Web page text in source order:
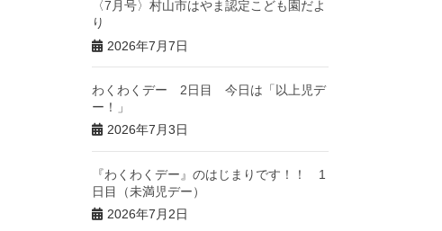
〈7月号〉村山市はやま認定こども園だよ
り
2026年7月7日
わくわくデー 2日目 今日は「以上児デ
ー！」
2026年7月3日
『わくわくデー』のはじまりです！！ 1
日目（未満児デー）
2026年7月2日